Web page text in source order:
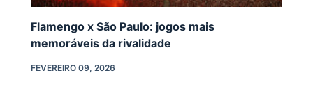
Flamengo x São Paulo: jogos mais
memoráveis da rivalidade
FEVEREIRO 09, 2026